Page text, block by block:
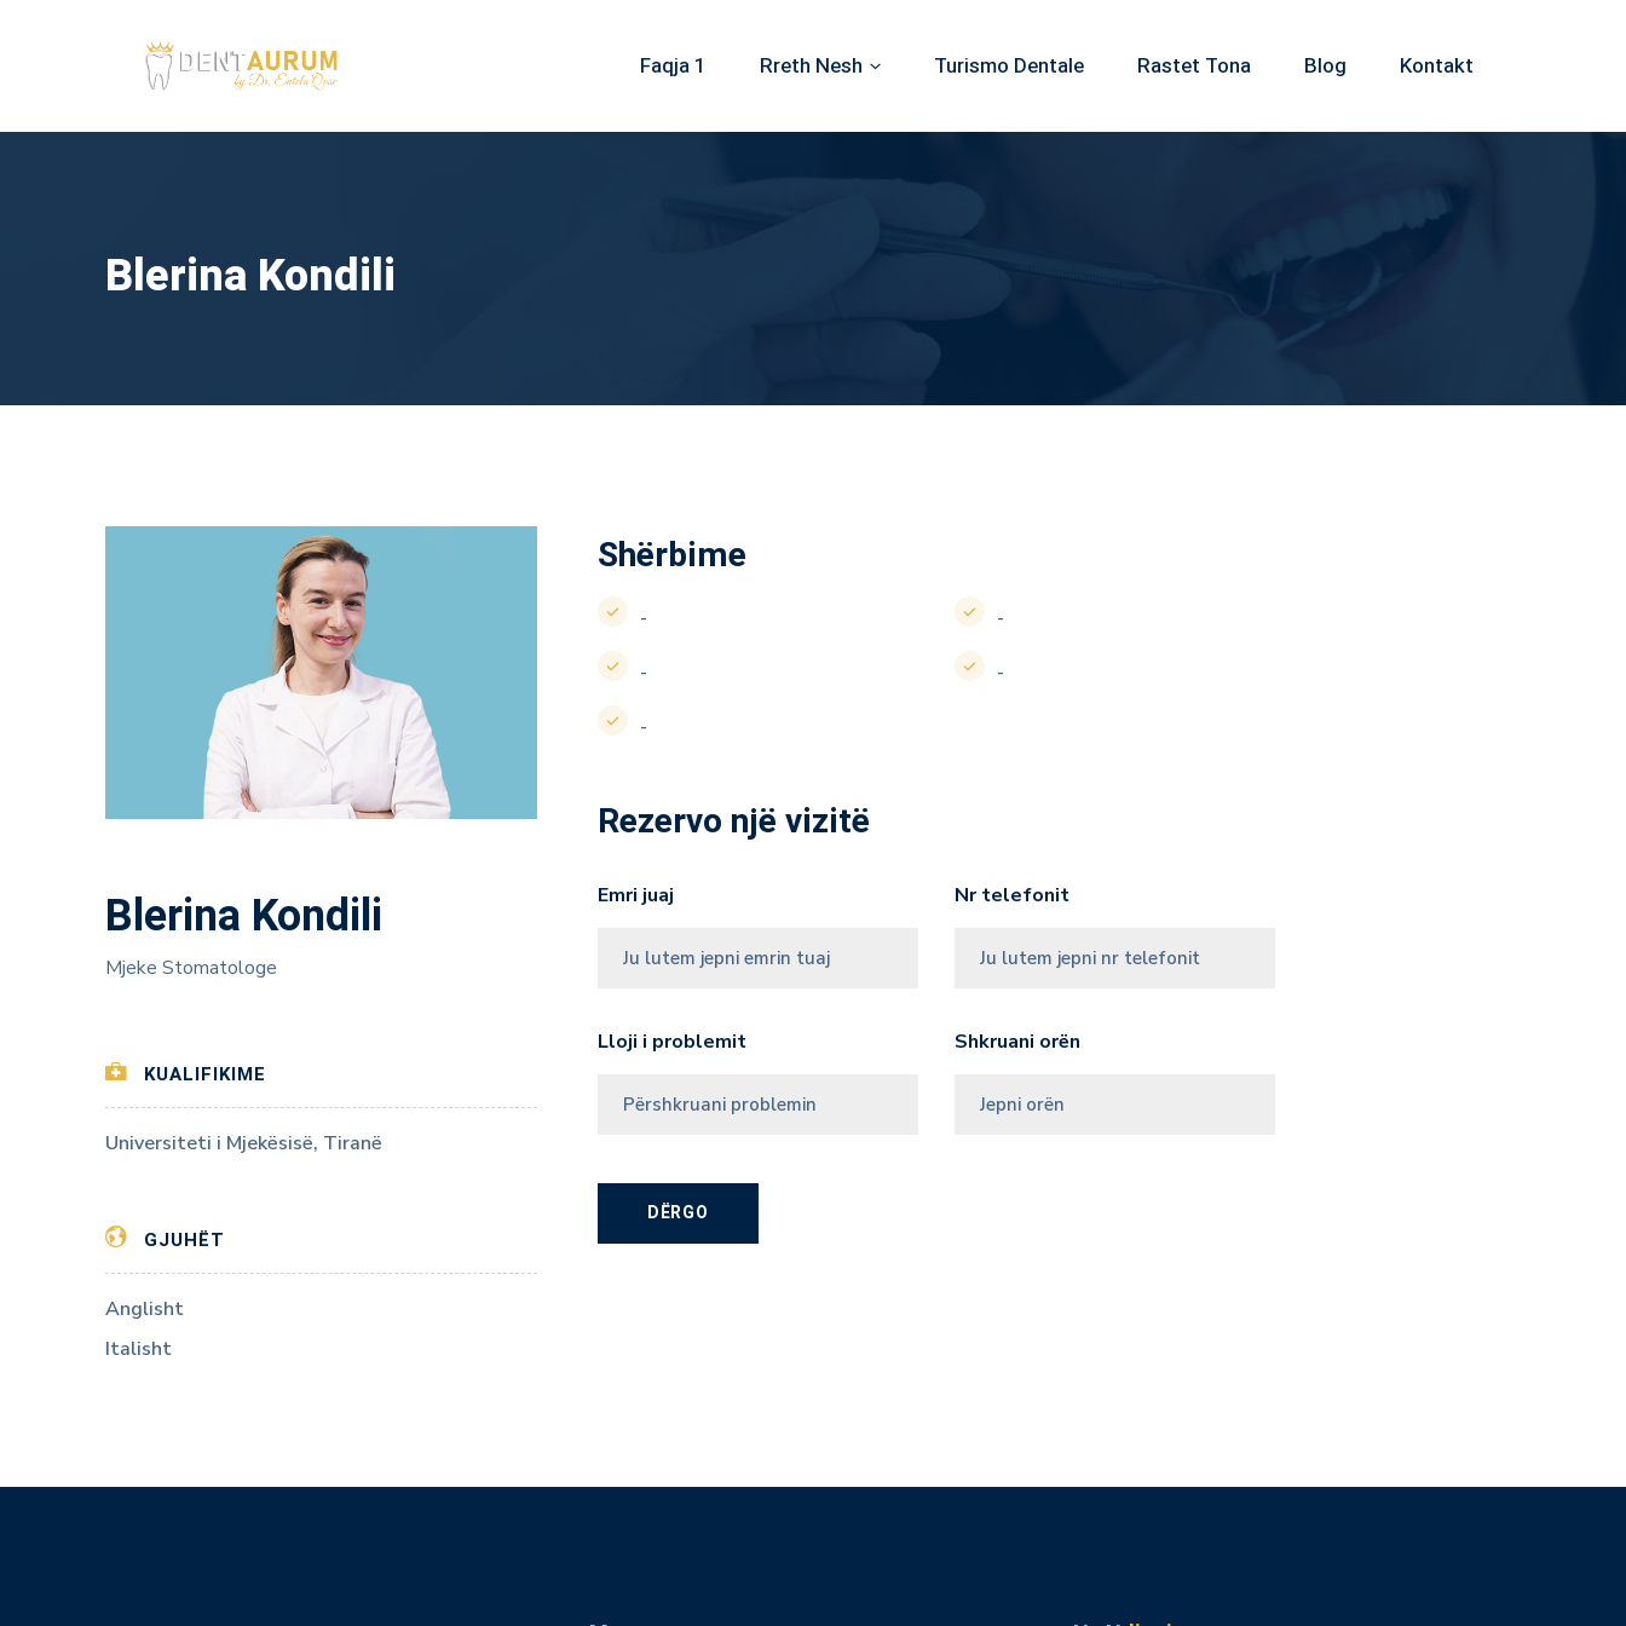
Faqja 1 Rreth Nesh Turismo Dentale Rastet Tona Blog Kontakt
Blerina Kondili
Blerina Kondili
Mjeke Stomatologe
KUALIFIKIME
Universiteti i Mjekësisë, Tiranë
GJUHËT
Anglisht
Italisht
Shërbime
-
-
-
-
-
Rezervo një vizitë
Emri juaj Nr telefonit
Lloji i problemit Shkruani orën